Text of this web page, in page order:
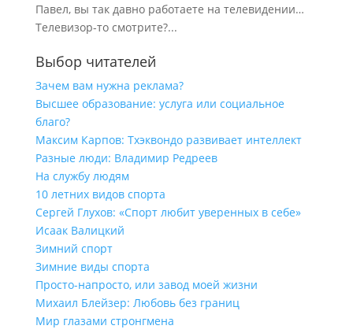
Павел, вы так давно работаете на телевидении…
Телевизор-то смотрите?...
Выбор читателей
Зачем вам нужна реклама?
Высшее образование: услуга или социальное
благо?
Максим Карпов: Тхэквондо развивает интеллект
Разные люди: Владимир Редреев
На службу людям
10 летних видов спорта
Сергей Глухов: «Спорт любит уверенных в себе»
Исаак Валицкий
Зимний спорт
Зимние виды спорта
Просто-напросто, или завод моей жизни
Михаил Блейзер: Любовь без границ
Мир глазами стронгмена